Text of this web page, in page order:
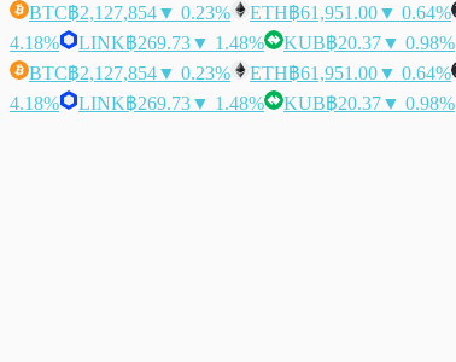
BTC฿2,127,854▼ 0.23% ETH฿61,951.00▼ 0.64%
4.18%
LINK฿269.73▼ 1.48% KUB฿20.37▼ 0.98%
BTC฿2,127,854▼ 0.23% ETH฿61,951.00▼ 0.64%
4.18%
LINK฿269.73▼ 1.48% KUB฿20.37▼ 0.98%